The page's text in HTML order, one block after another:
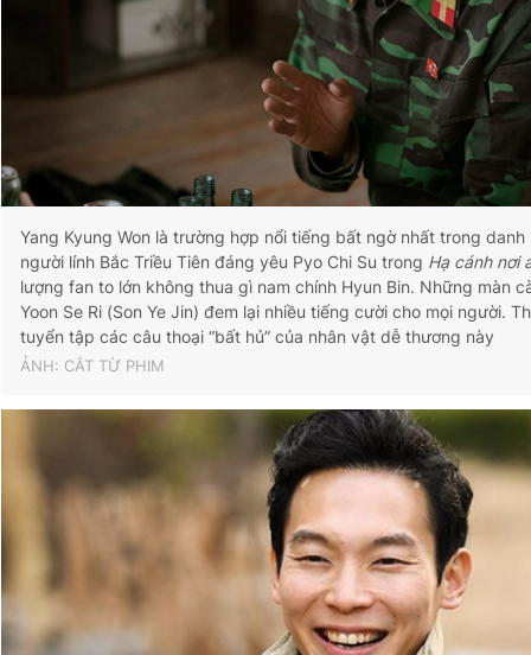
Yang Kyung Won là trường hợp nổi tiếng bất ngờ nhất trong
người lính Bắc Triều Tiên đáng yêu Pyo Chi Su trong Hạ cánh nơi
lượng fan to lớn không thua gì nam chính Hyun Bin. Những màn
Yoon Se Ri (Son Ye Jin) đem lại nhiều tiếng cười cho mọi người.
tuyển tập các câu thoại “bất hủ” của nhân vật dễ thương này
ẢNH: CẮT TỪ PHIM